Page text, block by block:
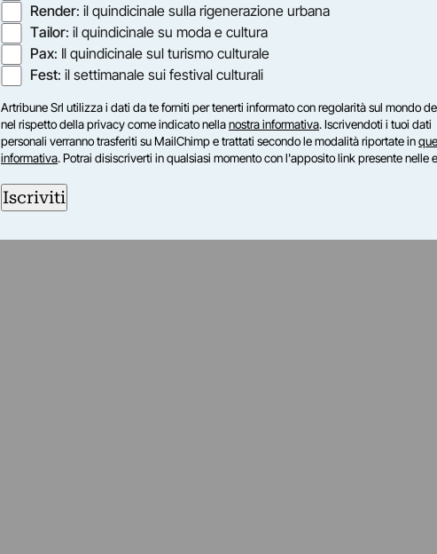
Render: il quindicinale sulla rigenerazione urbana
Tailor: il quindicinale su moda e cultura
Pax: Il quindicinale sul turismo culturale
Fest: il settimanale sui festival culturali
Artribune Srl utilizza i dati da te forniti per tenerti informato con regolarità sul mondo
nel rispetto della privacy come indicato nellanostra informativa. Iscrivendoti i tuoi dati
personali verranno trasferiti su MailChimp e trattati secondo le modalità riportate in
informativa. Potrai disiscriverti in qualsiasi momento con l'apposito link presente nelle
Iscriviti